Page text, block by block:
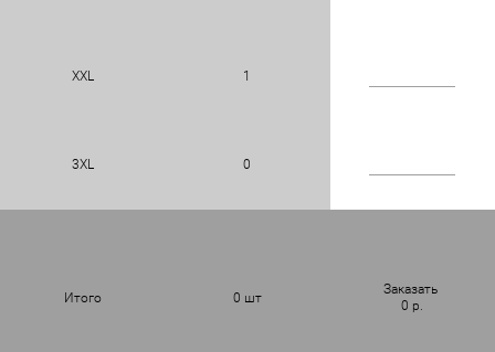
XXL 1
3XL 0
Итого 0 шт
Заказать
0 р.